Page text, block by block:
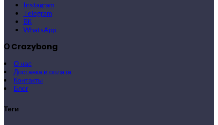
Instagram
Telegram
ВК
WhatsApp
О Crazybong
О нас
Доставка и оплата
Контакты
Блог
Теги